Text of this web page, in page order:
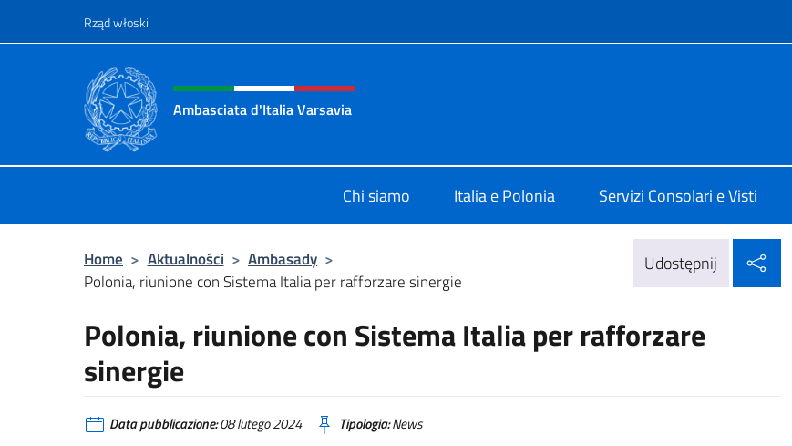
Rząd włoski
Header, social and menu of site
Ambasciata d'Italia Varsavia
Chi siamo Italia e Polonia Servizi Consolari e Visti
Home > Aktualności > Ambasady >
Polonia, riunione con Sistema Italia per rafforzare sinergie
Udostępnij
Polonia, riunione con Sistema Italia per rafforzare
sinergie
Data pubblicazione:08 lutego 2024 Tipologia:News